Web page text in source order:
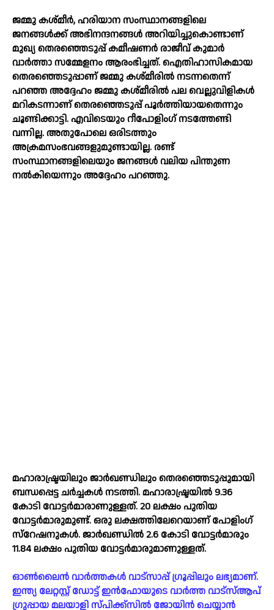
ജമ്മു കശ്മീർ, ഹരിയാന സംസ്ഥാനങ്ങളിലെ
ജനങ്ങള്‍ക്ക് അഭിനന്ദനങ്ങള്‍ അറിയിച്ചുകൊണ്ടാണ്
മുഖ്യ തെരഞ്ഞെടുപ്പ് കമീഷണർ രാജീവ് കുമാർ
വാര്‍ത്താ സമ്മേളനം ആരംഭിച്ചത്. ഐതിഹാസികമായ
തെരഞ്ഞെടുപ്പാണ് ജമ്മു കശ്മീരില്‍ നടന്നതെന്ന്
പറഞ്ഞ അദ്ദേഹം ജമ്മു കശ്മീരില്‍ പല വെല്ലുവിളികള്‍
മറികടന്നാണ് തെരഞ്ഞെടുപ്പ് പൂർത്തിയായതെന്നും
ചൂണ്ടിക്കാട്ടി. എവിടെയും റീപോളിംഗ് നടത്തേണ്ടി
വന്നില്ല. അതുപോലെ ഒരിടത്തും
അക്രമസംഭവങ്ങളുമുണ്ടായില്ല. രണ്ട്
സംസ്ഥാനങ്ങളിലെയും ജനങ്ങള്‍ വലിയ പിന്തുണ
നല്‍കിയെന്നും അദ്ദേഹം പറഞ്ഞു.
മഹാരാഷ്ട്രയിലും ജാർഖണ്ഡിലും തെരഞ്ഞെടുപ്പുമായി
ബന്ധപ്പെട്ട ചർച്ചകള്‍ നടത്തി. മഹാരാഷ്ട്രയില്‍ 9.36
കോടി വോട്ടർമാരാണുള്ളത്. 20 ലക്ഷം പുതിയ
വോട്ടർമാരുമുണ്ട്. ഒരു ലക്ഷത്തിലേറെയാണ് പോളിംഗ്
സ്റേഷനുകള്‍. ജാർഖണ്ഡില്‍ 2.6 കോടി വോട്ടർമാരും
11.84 ലക്ഷം പുതിയ വോട്ടർമാരുമാണുള്ളത്.
ഓൺലൈൻ വാർത്തകൾ വാട്സാപ്പ് ഗ്രൂപ്പിലും ലഭ്യമാണ്.
ഇന്ത്യ ലേറ്റസ്റ്റ് ഡോട്ട് ഇൻഫോയുടെ വാർത്ത വാട്സ്ആപ്
ഗ്രുപ്പായ മലയാളി സ്പിക്ക്സിൽ ജോയിൻ ചെയ്യാൻ